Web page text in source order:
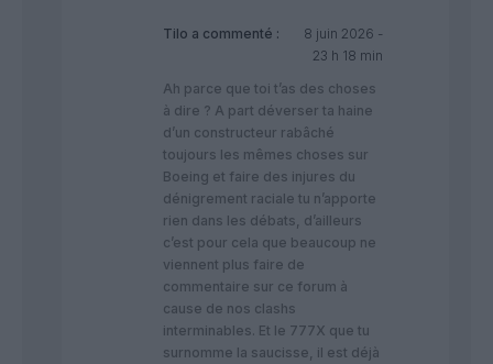
Tilo a commenté :
8 juin 2026 -
23 h 18 min
Ah parce que toi t’as des choses
à dire ? A part déverser ta haine
d’un constructeur rabâché
toujours les mêmes choses sur
Boeing et faire des injures du
dénigrement raciale tu n’apporte
rien dans les débats, d’ailleurs
c’est pour cela que beaucoup ne
viennent plus faire de
commentaire sur ce forum à
cause de nos clashs
interminables. Et le 777X que tu
surnomme la saucisse, il est déjà